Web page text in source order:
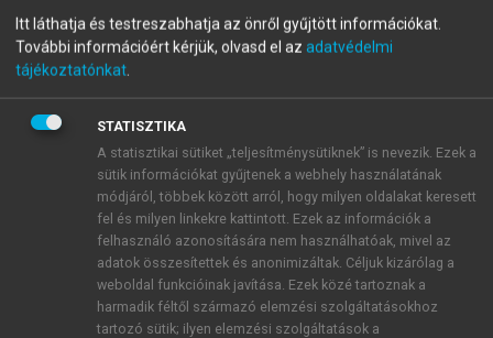
A Trianonhoz vezető út.
Historiográfiai áttekintés
Towards Trianon. A Historiographical Survey
RomsicsIgnác
az MTA rendes tagja, egyetemi tanár, Eszterházy
Károly Egyetem, Eger
romsicsignac@t-online.hu
Összefoglalás
Itt láthatja és testreszabhatja az önről gyűjtött információkat.
További információért kérjük, olvasd el az adatvédelmi
tájékoztatónkat.
STATISZTIKA
A statisztikai sütiket „teljesítménysütiknek” is nevezik. Ezek a
sütik információkat gyűjtenek a webhely használatának
módjáról, többek között arról, hogy milyen oldalakat keresett
fel és milyen linkekre kattintott. Ezek az információk a
felhasználó azonosítására nem használhatóak, mivel az
adatok összesítettek és anonimizáltak. Céljuk kizárólag a
weboldal funkcióinak javítása. Ezek közé tartoznak a
harmadik féltől származó elemzési szolgáltatásokhoz
tartozó sütik; ilyen elemzési szolgáltatások a